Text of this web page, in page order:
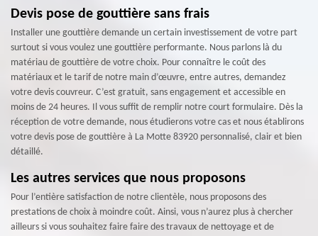
Devis pose de gouttière sans frais
Installer une gouttière demande un certain investissement de votre part
surtout si vous voulez une gouttière performante. Nous parlons là du
matériau de gouttière de votre choix. Pour connaître le coût des
matériaux et le tarif de notre main d’œuvre, entre autres, demandez
votre devis couvreur. C’est gratuit, sans engagement et accessible en
moins de 24 heures. Il vous suffit de remplir notre court formulaire. Dès la
réception de votre demande, nous étudierons votre cas et nous établirons
votre devis pose de gouttière à La Motte 83920 personnalisé, clair et bien
détaillé.
Les autres services que nous proposons
Pour l’entière satisfaction de notre clientèle, nous proposons des
prestations de choix à moindre coût. Ainsi, vous n’aurez plus à chercher
ailleurs si vous souhaitez faire faire des travaux de nettoyage et de